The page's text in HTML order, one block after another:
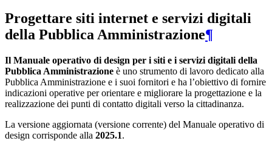
Progettare siti internet e servizi digitali
della Pubblica Amministrazione¶
Il Manuale operativo di design per i siti e i servizi digitali della
Pubblica Amministrazione è uno strumento di lavoro dedicato alla
Pubblica Amministrazione e i suoi fornitori e ha l’obiettivo di fornire
indicazioni operative per orientare e migliorare la progettazione e la
realizzazione dei punti di contatto digitali verso la cittadinanza.
La versione aggiornata (versione corrente) del Manuale operativo di
design corrisponde alla 2025.1.